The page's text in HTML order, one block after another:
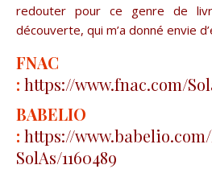
redouter pour ce genre de
découverte, qui m’a donné envie
FNAC
: https://www.fnac.com/
BABELIO
: https://
SolAs/1160489